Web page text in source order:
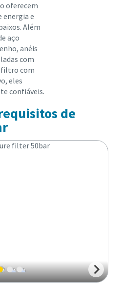
saber sobre seu
pneumático
de transporte pneumático
oferecem
energia e
Além
aço
anéis
com
filtro com
eles
confiáveis.
de